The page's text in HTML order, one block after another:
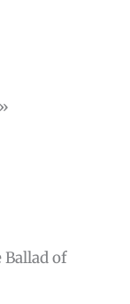
Ballad of